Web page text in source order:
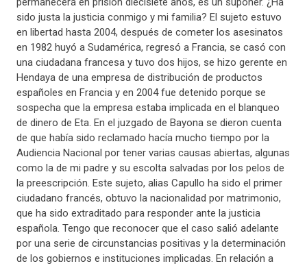
sido justa la justicia conmigo y mi familia? El sujeto estuvo
en libertad hasta 2004, después de cometer los asesinatos
en 1982 huyó a Sudamérica, regresó a Francia, se casó con
una ciudadana francesa y tuvo dos hijos, se hizo gerente en
Hendaya de una empresa de distribución de productos
españoles en Francia y en 2004 fue detenido porque se
sospecha que la empresa estaba implicada en el blanqueo
de dinero de Eta. En el juzgado de Bayona se dieron cuenta
de que había sido reclamado hacía mucho tiempo por la
Audiencia Nacional por tener varias causas abiertas, algunas
como la de mi padre y su escolta salvadas por los pelos de
la preescripción. Este sujeto, alias Capullo ha sido el primer
ciudadano francés, obtuvo la nacionalidad por matrimonio,
que ha sido extraditado para responder ante la justicia
española. Tengo que reconocer que el caso salió adelante
por una serie de circunstancias positivas y la determinación
de los gobiernos e instituciones implicadas. En relación a